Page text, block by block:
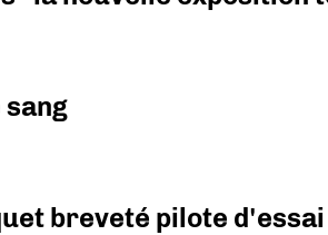
sang
breveté pilote d'essai